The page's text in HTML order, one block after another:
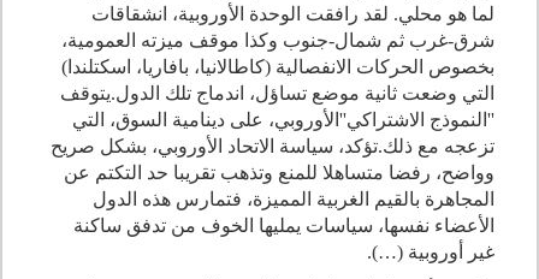
لما هو محلي. لقد رافقت الوحدة الأوروبية، انشقاقات
شرق-غرب ثم شمال-جنوب وكذا موقف ميزته العمومية،
بخصوص الحركات الانفصالية (كاطالانيا، بافاريا، اسكتلندا)
التي وضعت ثانية موضع تساؤل، اندماج تلك الدول.يتوقف
''النموذج الاشتراكي''الأوروبي، على دينامية السوق، التي
تزعجه مع ذلك.تؤكد، سياسة الاتحاد الأوروبي، بشكل صريح
وواضح، رفضا متساهلا للمنع وتذهب تقريبا حد التكتم عن
المجاهرة بالقيم الغربية المميزة، فتمارس هذه الدول
الأعضاء نفسها، سياسات يمليها الخوف من تدفق ساكنة
غير أوروبية (…
)
.